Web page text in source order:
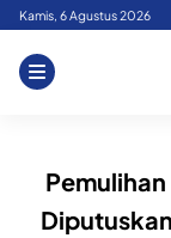
Skip
content
Kamis, 6 Agustus 2026